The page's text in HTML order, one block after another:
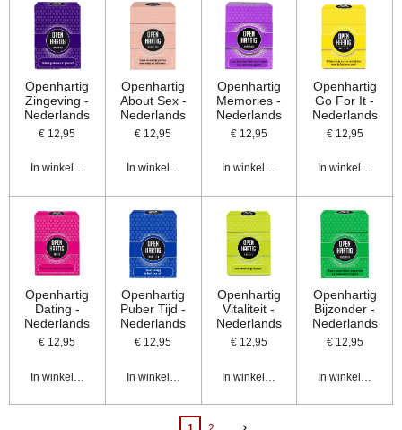
Openhartig
Zingeving -
Nederlands
€ 12,95
In winkelwagen
Openhartig
About Sex -
Nederlands
€ 12,95
In winkelwagen
Openhartig
Memories -
Nederlands
€ 12,95
In winkelwagen
Openhartig
Go For It -
Nederlands
€ 12,95
In winkelwagen
Openhartig
Dating -
Nederlands
€ 12,95
In winkelwagen
Openhartig
Puber Tijd -
Nederlands
€ 12,95
In winkelwagen
Openhartig
Vitaliteit -
Nederlands
€ 12,95
In winkelwagen
Openhartig
Bijzonder -
Nederlands
€ 12,95
In winkelwagen